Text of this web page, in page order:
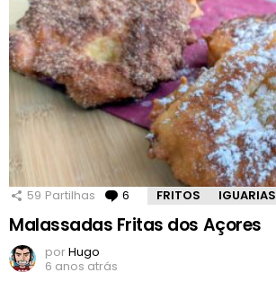
59 Partilhas 6 Comentários
FRITOS IGUARIAS
Malassadas Fritas dos Açores
porHugo
6 anos atrás